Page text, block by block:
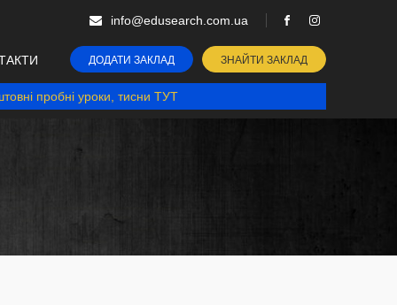
info@edusearch.com.ua
ДОДАТИ ЗАКЛАД ЗНАЙТИ ЗАКЛАД
пробні уроки, тисни ТУТ